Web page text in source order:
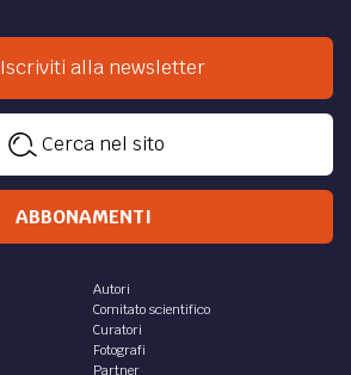
Iscriviti alla newsletter
Cerca nel sito
ABBONAMENTI
Autori
Comitato scientifico
Curatori
Fotografi
Partner